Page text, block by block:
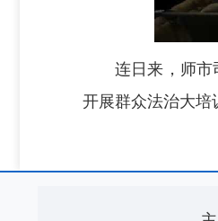
连日来，师
开展群众法治大培